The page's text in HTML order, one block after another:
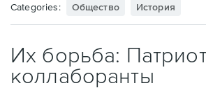
Categories: Общество История
Их борьба:
коллаборанты